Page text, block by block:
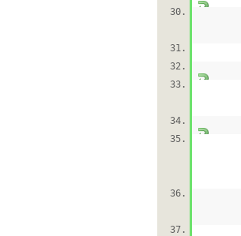
30.
31.
32.
33.
34.
35.
36.
37.